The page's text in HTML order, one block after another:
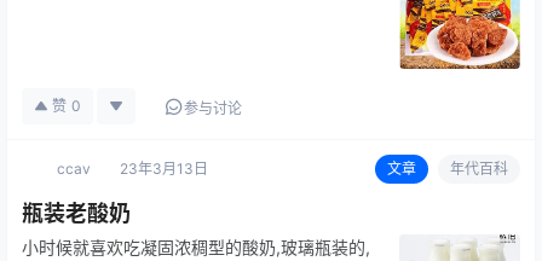
赞 0 参与讨论
ccav 23年3月13日 文章 年代百科
瓶装老酸奶
小时候就喜欢吃凝固浓稠型的酸奶,玻璃瓶装的,